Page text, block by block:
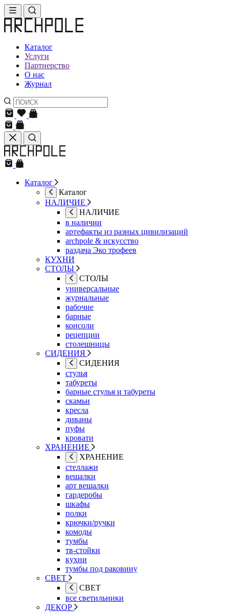
Каталог
Услуги
Партнерство
О нас
Журнал
Каталог
Каталог
НАЛИЧИЕ
НАЛИЧИЕ
в наличии
артефакты из разных цивилизаций
archpole & искусство
раздача Эко трофеев
КУХНИ
СТОЛЫ
СТОЛЫ
универсальные
журнальные
рабочие
барные
консоли
рецепции
столешницы
СИДЕНИЯ
СИДЕНИЯ
стулья
табуреты
барные стулья и табуреты
скамьи
кресла
диваны
пуфы
кровати
ХРАНЕНИЕ
ХРАНЕНИЕ
стеллажи
вешалки
арт вешалки
гардеробы
шкафы
полки
крючки/ручки
комоды
тумбы
тв-стойки
кухни
тумбы под раковину
СВЕТ
СВЕТ
все светильники
ДЕКОР